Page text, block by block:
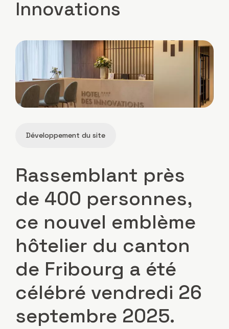
Innovations
Développement du site
Rassemblant près
de 400 personnes,
ce nouvel emblème
hôtelier du canton
de Fribourg a été
célébré vendredi 26
septembre 2025.